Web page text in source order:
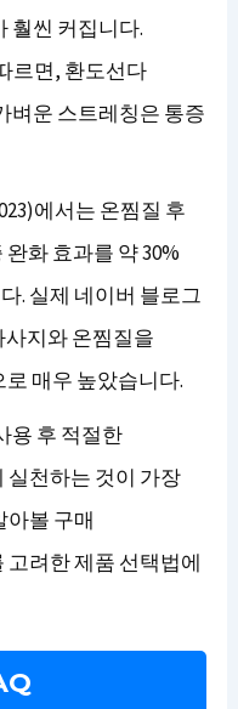
훨씬 커집니다.
르면, 환도선다
벼운 스트레칭은 통증
에서는 온찜질 후
화 효과를 약 30%
. 실제 네이버 블로그
사지와 온찜질을
매우 높았습니다.
용 후 적절한
실천하는 것이 가장
아볼 구매
려한 제품 선택법에